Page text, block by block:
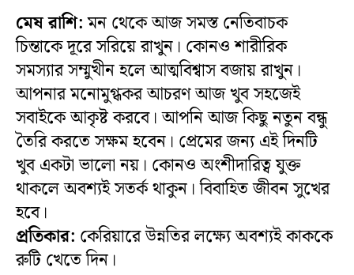
মেষ রাশি:মন থেকে আজ সমস্ত নেতিবাচক
চিন্তাকে দূরে সরিয়ে রাখুন। কোনও শারীরিক
সমস্যার সম্মুখীন হলে আত্মবিশ্বাস বজায় রাখুন।
আপনার মনোমুগ্ধকর আচরণ আজ খুব সহজেই
সবাইকে আকৃষ্ট করবে। আপনি আজ কিছু নতুন বন্ধু
তৈরি করতে সক্ষম হবেন। প্রেমের জন্য এই দিনটি
খুব একটা ভালো নয়। কোনও অংশীদারিত্ব যুক্ত
থাকলে অবশ্যই সতর্ক থাকুন। বিবাহিত জীবন সুখের
হবে।
প্রতিকার: কেরিয়ারে উন্নতির লক্ষ্যে অবশ্যই কাককে
রুটি খেতে দিন।